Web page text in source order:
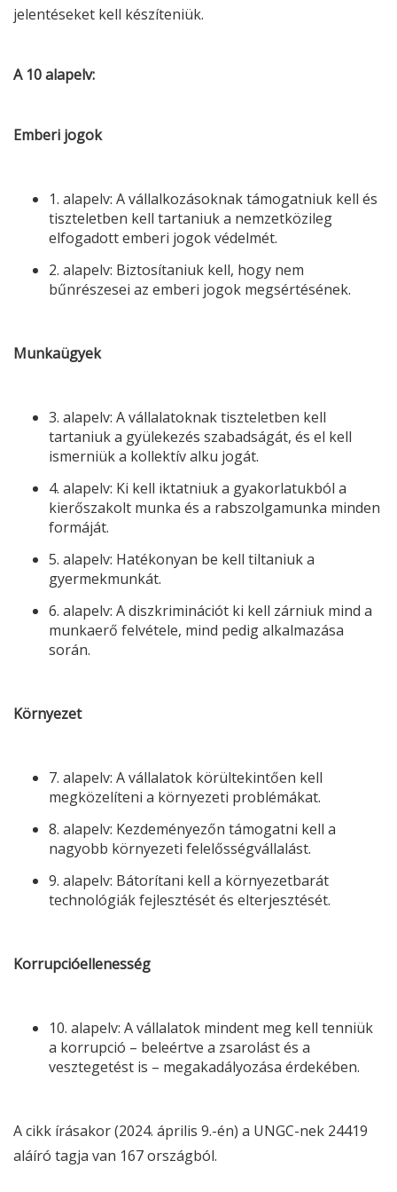
jelentéseket kell készíteniük.
A 10 alapelv:
Emberi jogok
1. alapelv: A vállalkozásoknak támogatniuk kell és
tiszteletben kell tartaniuk a nemzetközileg
elfogadott emberi jogok védelmét.
2. alapelv: Biztosítaniuk kell, hogy nem
bűnrészesei az emberi jogok megsértésének.
Munkaügyek
3. alapelv: A vállalatoknak tiszteletben kell
tartaniuk a gyülekezés szabadságát, és el kell
ismerniük a kollektív alku jogát.
4. alapelv: Ki kell iktatniuk a gyakorlatukból a
kierőszakolt munka és a rabszolgamunka minden
formáját.
5. alapelv: Hatékonyan be kell tiltaniuk a
gyermekmunkát.
6. alapelv: A diszkriminációt ki kell zárniuk mind a
munkaerő felvétele, mind pedig alkalmazása
során.
Környezet
7. alapelv: A vállalatok körültekintően kell
megközelíteni a környezeti problémákat.
8. alapelv: Kezdeményezőn támogatni kell a
nagyobb környezeti felelősségvállalást.
9. alapelv: Bátorítani kell a környezetbarát
technológiák fejlesztését és elterjesztését.
Korrupcióellenesség
10. alapelv: A vállalatok mindent meg kell tenniük
a korrupció – beleértve a zsarolást és a
vesztegetést is – megakadályozása érdekében.
A cikk írásakor (2024. április 9.-én) a UNGC-nek 24419
aláíró tagja van 167 országból.